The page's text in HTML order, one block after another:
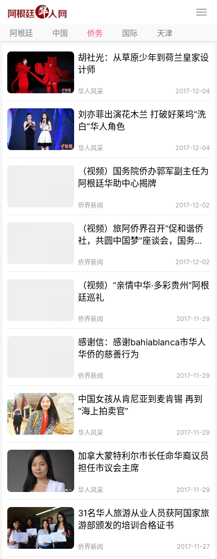
阿根廷 中国 侨务 国际 天津
胡社光：从草原少年到荷兰皇家设
计师
华人风采 2017-12-04
刘亦菲出演花木兰 打破好莱坞“洗
白”华人角色
华人风采 2017-12-04
（视频）国务院侨办郭军副主任为
阿根廷华助中心揭牌
侨界新闻 2017-12-02
（视频）旅阿侨界召开“促和谐侨
社，共圆中国梦”座谈会，国务院
侨界新闻 2017-12-02
（视频）“亲情中华·多彩贵州”阿根
廷巡礼
侨界新闻 2017-11-29
感谢信：感谢bahiablanca市华人
华侨的慈善行为
侨界新闻 2017-11-29
中国女孩从肯尼亚到麦肯锡 再到
“海上拍卖官”
华人风采 2017-11-29
加拿大蒙特利尔市长任命华裔议员
担任市议会主席
华人风采 2017-11-29
31名华人旅游从业人员获阿国家旅
游部颁发的培训合格证书
侨界新闻 2017-11-27